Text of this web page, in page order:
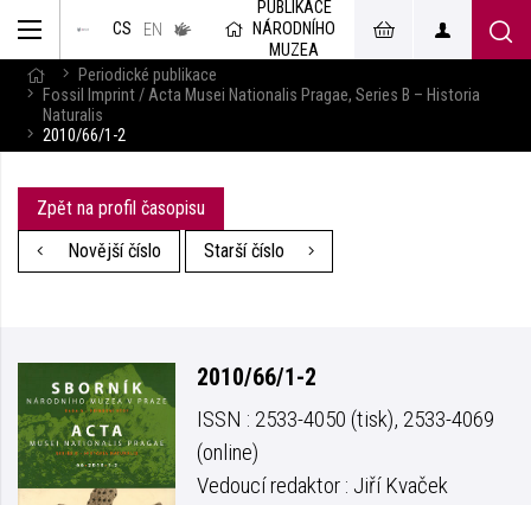
CS EN
v českém
jazyce
PUBLIKACE
NÁRODNÍHO
MUZEA
Periodické publikace
Fossil Imprint / Acta Musei Nationalis Pragae, Series B – Historia
Naturalis
2010/66/1-2
Zpět na profil časopisu
Novější číslo
Starší číslo
2010/66/1-2
ISSN : 2533-4050 (tisk), 2533-4069
(online)
Vedoucí redaktor : Jiří Kvaček